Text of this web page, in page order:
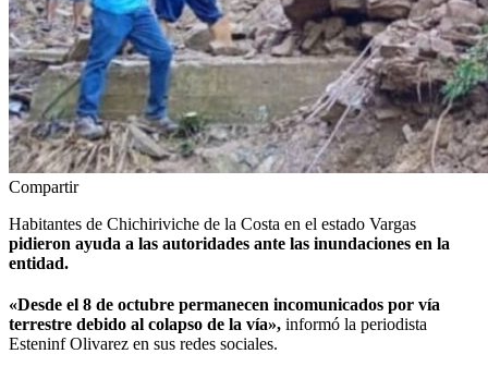
Compartir
Habitantes de Chichiriviche de la Costa en el estado Vargas
pidieron ayuda a las autoridades ante las inundaciones en la
entidad.
«Desde el 8 de octubre permanecen incomunicados por vía
terrestre debido al colapso de la vía», informó la periodista
Esteninf Olivarez en sus redes sociales.